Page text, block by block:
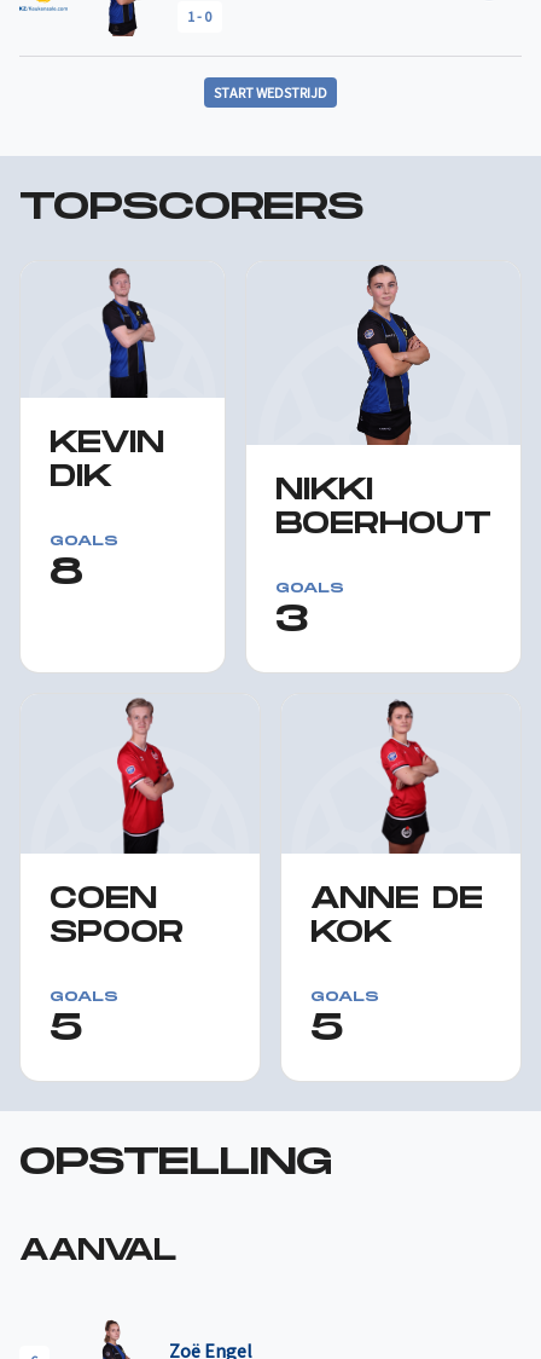
1- 0
START WEDSTRIJD
TOPSCORERS
KEVIN
DIK
GOALS
8
NIKKI
BOERHOUT
GOALS
3
COEN
SPOOR
GOALS
5
ANNE DE
KOK
GOALS
5
OPSTELLING
AANVAL
Zoë Engel